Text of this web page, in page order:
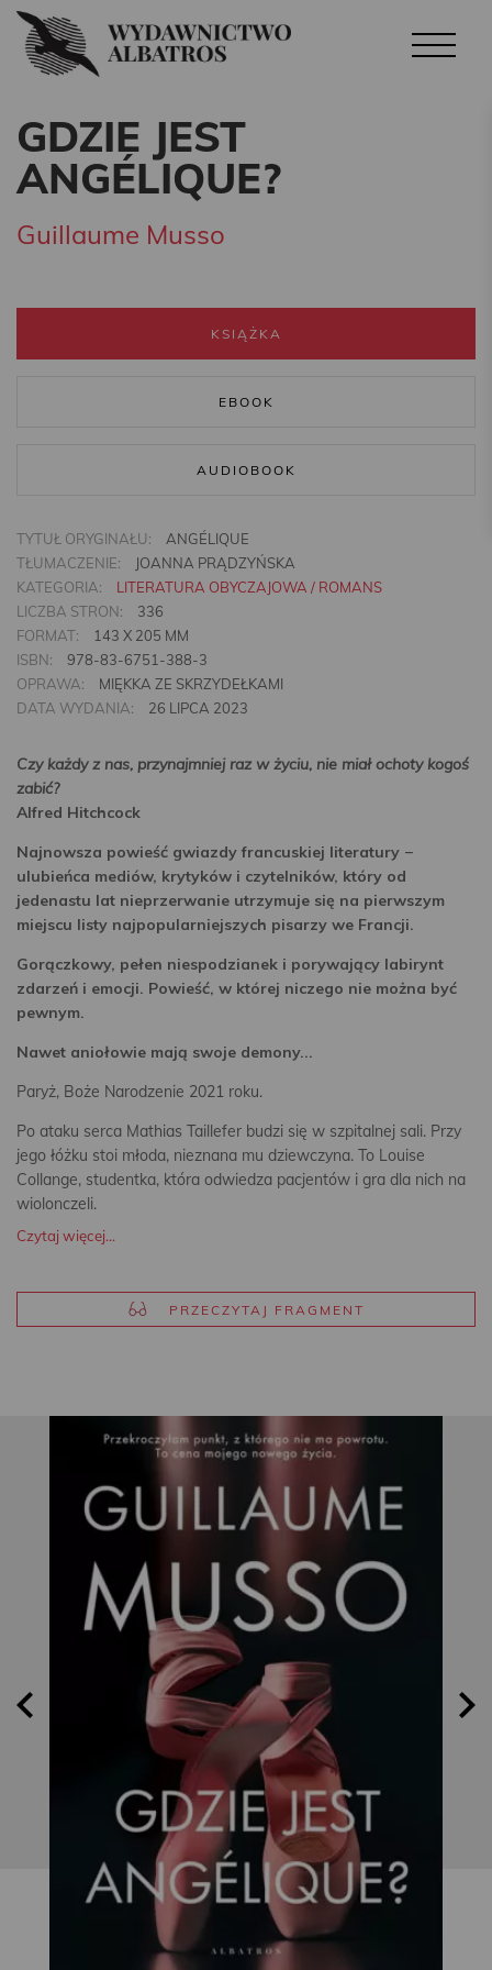
GDZIE JEST
ANGÉLIQUE?
Guillaume Musso
KSIĄŻKA
EBOOK
AUDIOBOOK
TYTUŁ ORYGINAŁU:
ANGÉLIQUE
TŁUMACZENIE:
JOANNA PRĄDZYŃSKA
KATEGORIA:
LITERATURA OBYCZAJOWA / ROMANS
LICZBA STRON:
336
FORMAT:
143 X 205 MM
ISBN:
978-83-6751-388-3
OPRAWA:
MIĘKKA ZE SKRZYDEŁKAMI
DATA WYDANIA:
26 LIPCA 2023
Czy każdy z nas, przynajmniej raz w życiu, nie miał ochoty kogoś
zabić?
Alfred Hitchcock
Najnowsza powieść gwiazdy francuskiej literatury −
ulubieńca mediów, krytyków i czytelników, który od
jedenastu lat nieprzerwanie utrzymuje się na pierwszym
miejscu listy najpopularniejszych pisarzy we Francji.
Gorączkowy, pełen niespodzianek i porywający labirynt
zdarzeń i emocji. Powieść, w której niczego nie można być
pewnym.
Nawet aniołowie mają swoje demony...
Paryż, Boże Narodzenie 2021 roku.
Po ataku serca Mathias Taillefer budzi się w szpitalnej sali. Przy
jego łóżku stoi młoda, nieznana mu dziewczyna. To Louise
Collange, studentka, która odwiedza pacjentów i gra dla nich na
wiolonczeli.
Czytaj więcej...
PRZECZYTAJ FRAGMENT